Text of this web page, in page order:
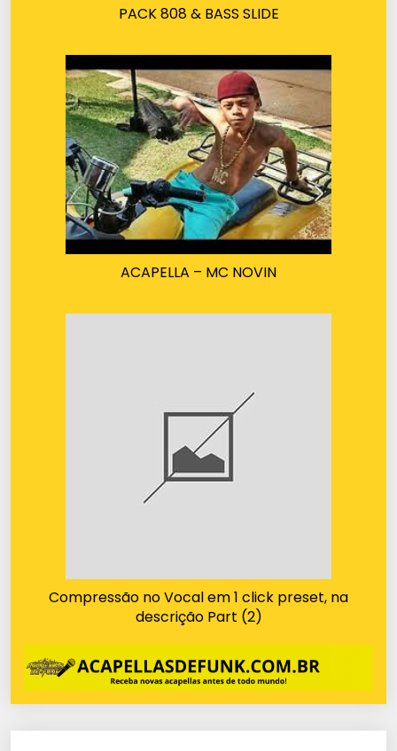
PACK 808 & BASS SLIDE
ACAPELLA – MC NOVIN
Compressão no Vocal em 1 click preset, na
descrição Part (2)